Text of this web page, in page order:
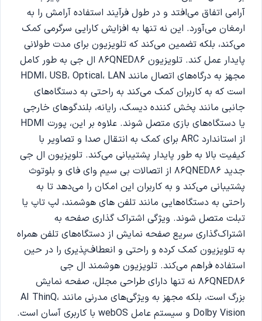
آرامی اتفاق می‌افتد و در طول فرآیند استفاده آرامش را به
ارمغان می‌آورد. این نه تنها به افزایش کارایی سرگرمی کمک
می‌کند، بلکه تضمین می‌کند که تلویزیون برای مدت طولانی
پایدار عمل کند. تلویزیون 86QNED86 ال جی به طور کامل
مجهز به درگاه‌های اتصال مانند HDMI، USB، Optical، LAN
است که به کاربران کمک می‌کند به راحتی به دستگاه‌های
جانبی مانند پخش کننده دیسک، رایانه، بلندگوهای خارجی
یا دستگاه‌های بازی متصل شوند. علاوه بر این، پورت HDMI
از استاندارد ARC برای کمک به انتقال صدا و تصاویر با
کیفیت بالا به طور پایدار پشتیبانی می‌کند. تلویزیون ال جی
جدید 86QNED86 از اتصالات بی سیم وای فای و بلوتوث
پشتیبانی می‌کند و به کاربران این امکان را می‌دهد تا به
راحتی به دستگاه‌هایی مانند تلفن های هوشمند، لپ تاپ یا
تبلت متصل شوند. ویژگی اشتراک‌ گذاری صفحه به
اشتراک‌گذاری سریع صفحه‌ نمایش از دستگاه‌های تلفن همراه
به تلویزیون کمک کرده و راحتی و انعطاف‌پذیری را در حین
استفاده فراهم می‌کند. تلویزیون هوشمند ال جی
86QNED86 نه تنها دارای طراحی مجلل، صفحه نمایش
بزرگ است، بلکه مجهز به ویژگی‌های مدرنی مانند AI ThinQ،
Dolby Vision و سیستم عامل webOS با کاربری آسان است.